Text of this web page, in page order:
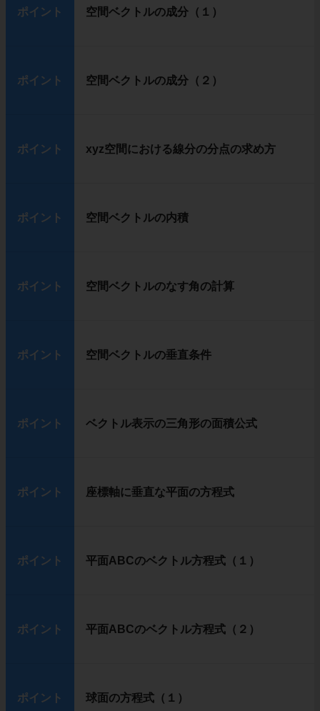
ポイント 空間ベクトルの成分（１）
ポイント 空間ベクトルの成分（２）
ポイント xyz空間における線分の分点の求め方
ポイント 空間ベクトルの内積
ポイント 空間ベクトルのなす角の計算
ポイント 空間ベクトルの垂直条件
ポイント ベクトル表示の三角形の面積公式
ポイント 座標軸に垂直な平面の方程式
ポイント 平面ABCのベクトル方程式（１）
ポイント 平面ABCのベクトル方程式（２）
ポイント 球面の方程式（１）